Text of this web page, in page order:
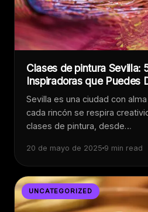
Clases de pintura Sevilla:
Inspiradoras que Puedes
Sevilla es una ciudad con
cada rincón se respira
clases de pintura, desde…
20 de mayo de 2025 9 min read
UNCATEGORIZED